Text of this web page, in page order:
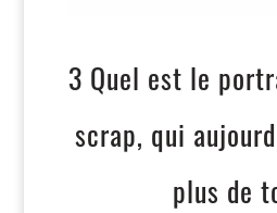
3 Quel est le
scrap, qui
plus de